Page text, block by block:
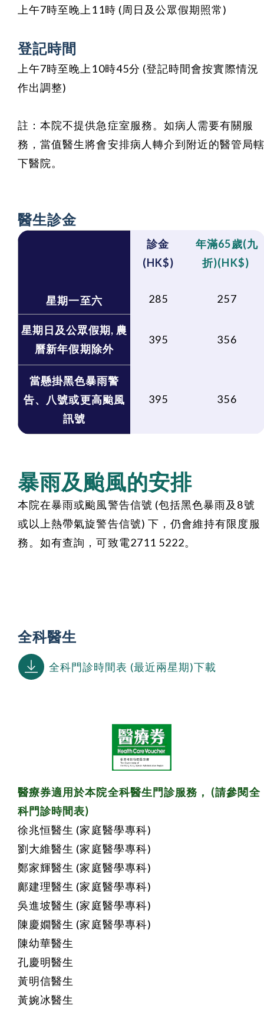
上午7時至晚上11時 (周日及公眾假期照常)
登記時間
上午7時至晚上10時45分 (登記時間會按實際情況
作出調整)
註：本院不提供急症室服務。如病人需要有關服
務，當值醫生將會安排病人轉介到附近的醫管局
下醫院。
醫生診金
星期一至六
診金
(HK$)
年滿65歲(九
折)(HK$)
285 257
星期日及公眾假期, 農
曆新年假期除外
395 356
當懸掛黑色暴雨警
告、八號或更高颱風
訊號
395 356
暴雨及颱風的安排
本院在暴雨或颱風警告信號 (包括黑色暴雨及8號
或以上熱帶氣旋警告信號) 下，仍會維持有限度服
務。如有查詢，可致電2711 5222。
全科醫生
全科門診時間表 (最近兩星期)下載
醫療券適用於本院全科醫生門診服務， (請參閱全
科門診時間表)
徐兆恒醫生 (家庭醫學專科)
劉大維醫生 (家庭醫學專科)
鄭家輝醫生 (家庭醫學專科)
鄺建理醫生 (家庭醫學專科)
吳進坡醫生 (家庭醫學專科)
陳慶嫺醫生 (家庭醫學專科)
陳幼華醫生
孔慶明醫生
黃明信醫生
黃婉冰醫生